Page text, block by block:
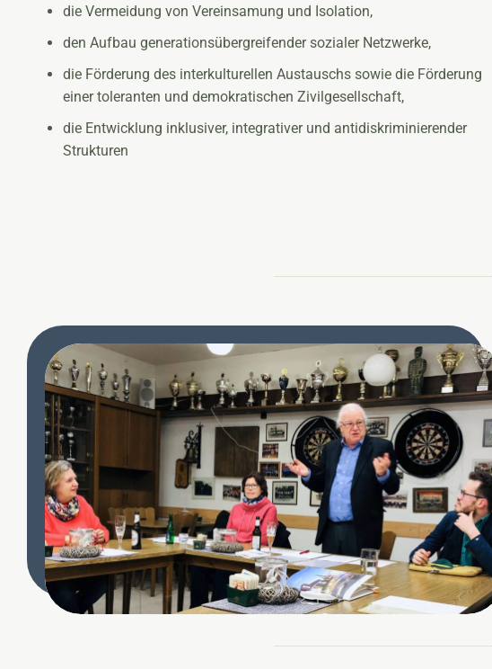
die Vermeidung von Vereinsamung und Isolation,
den Aufbau generationsübergreifender sozialer Netzwerke,
die Förderung des interkulturellen Austauschs sowie die Förderung
einer toleranten und demokratischen Zivilgesellschaft,
die Entwicklung inklusiver, integrativer und antidiskriminierender
Strukturen